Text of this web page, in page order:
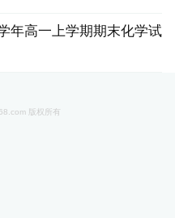
年高一上学期期末化学试
版权所有